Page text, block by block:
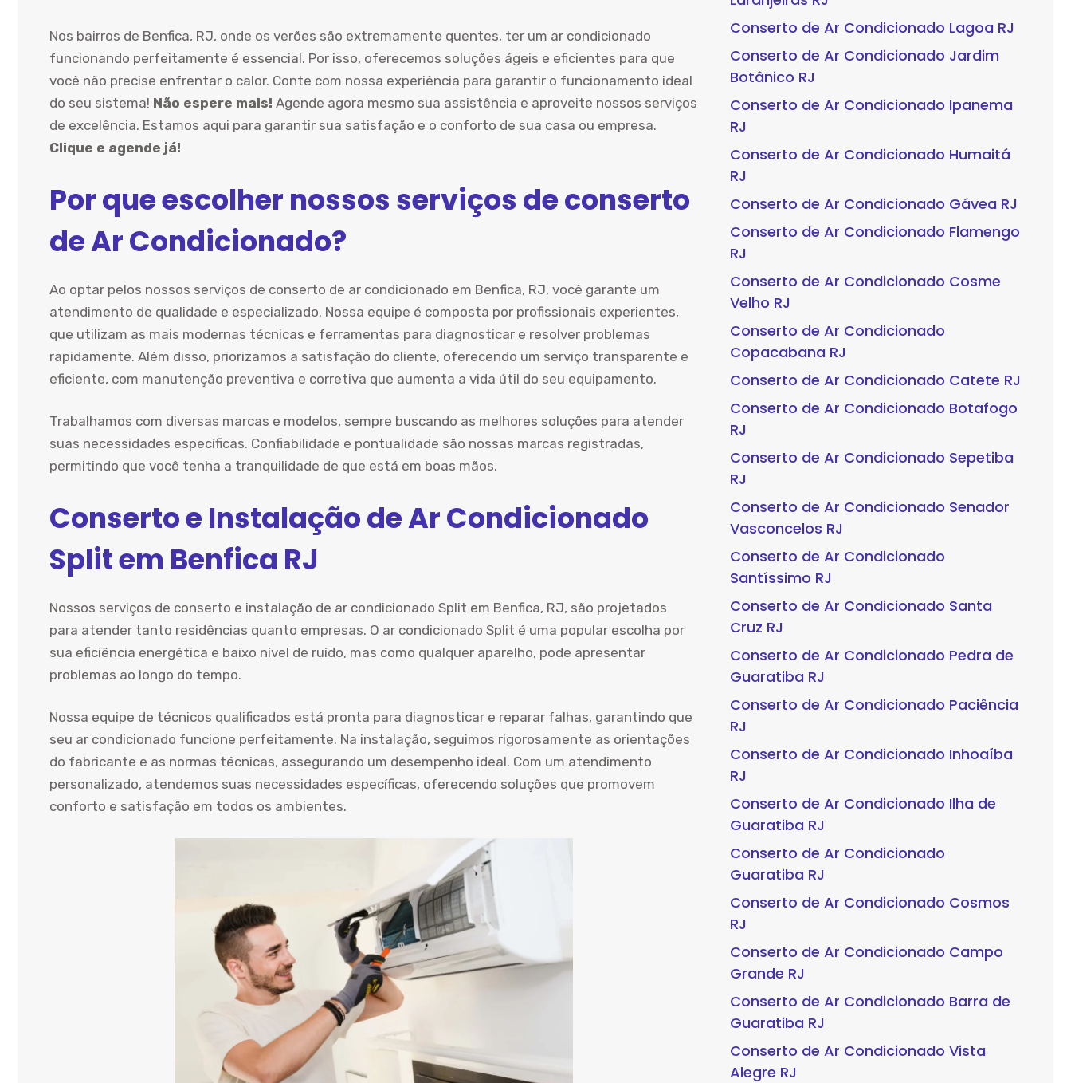
Nos bairros de Benfica, RJ, onde os verões são extremamente quentes, ter um ar condicionado
funcionando perfeitamente é essencial. Por isso, oferecemos soluções ágeis e eficientes para que
você não precise enfrentar o calor. Conte com nossa experiência para garantir o funcionamento ideal
do seu sistema! Não espere mais! Agende agora mesmo sua assistência e aproveite nossos serviços
de excelência. Estamos aqui para garantir sua satisfação e o conforto de sua casa ou empresa.
Clique e agende já!
Por que escolher nossos serviços de conserto
de Ar Condicionado?
Ao optar pelos nossos serviços de conserto de ar condicionado em Benfica, RJ, você garante um
atendimento de qualidade e especializado. Nossa equipe é composta por profissionais experientes,
que utilizam as mais modernas técnicas e ferramentas para diagnosticar e resolver problemas
rapidamente. Além disso, priorizamos a satisfação do cliente, oferecendo um serviço transparente e
eficiente, com manutenção preventiva e corretiva que aumenta a vida útil do seu equipamento.
Trabalhamos com diversas marcas e modelos, sempre buscando as melhores soluções para atender
suas necessidades específicas. Confiabilidade e pontualidade são nossas marcas registradas,
permitindo que você tenha a tranquilidade de que está em boas mãos.
Conserto e Instalação de Ar Condicionado
Split em Benfica RJ
Nossos serviços de conserto e instalação de ar condicionado Split em Benfica, RJ, são projetados
para atender tanto residências quanto empresas. O ar condicionado Split é uma popular escolha por
sua eficiência energética e baixo nível de ruído, mas como qualquer aparelho, pode apresentar
problemas ao longo do tempo.
Nossa equipe de técnicos qualificados está pronta para diagnosticar e reparar falhas, garantindo que
seu ar condicionado funcione perfeitamente. Na instalação, seguimos rigorosamente as orientações
do fabricante e as normas técnicas, assegurando um desempenho ideal. Com um atendimento
personalizado, atendemos suas necessidades específicas, oferecendo soluções que promovem
conforto e satisfação em todos os ambientes.
Conserto de Ar Condicionado Lagoa RJ
Conserto de Ar Condicionado Jardim
Botânico RJ
Conserto de Ar Condicionado Ipanema
RJ
Conserto de Ar Condicionado Humaitá
RJ
Conserto de Ar Condicionado Gávea RJ
Conserto de Ar Condicionado Flamengo
RJ
Conserto de Ar Condicionado Cosme
Velho RJ
Conserto de Ar Condicionado
Copacabana RJ
Conserto de Ar Condicionado Catete RJ
Conserto de Ar Condicionado Botafogo
RJ
Conserto de Ar Condicionado Sepetiba
RJ
Conserto de Ar Condicionado Senador
Vasconcelos RJ
Conserto de Ar Condicionado
Santíssimo RJ
Conserto de Ar Condicionado Santa
Cruz RJ
Conserto de Ar Condicionado Pedra de
Guaratiba RJ
Conserto de Ar Condicionado Paciência
RJ
Conserto de Ar Condicionado Inhoaíba
RJ
Conserto de Ar Condicionado Ilha de
Guaratiba RJ
Conserto de Ar Condicionado
Guaratiba RJ
Conserto de Ar Condicionado Cosmos
RJ
Conserto de Ar Condicionado Campo
Grande RJ
Conserto de Ar Condicionado Barra de
Guaratiba RJ
Conserto de Ar Condicionado Vista
Alegre RJ